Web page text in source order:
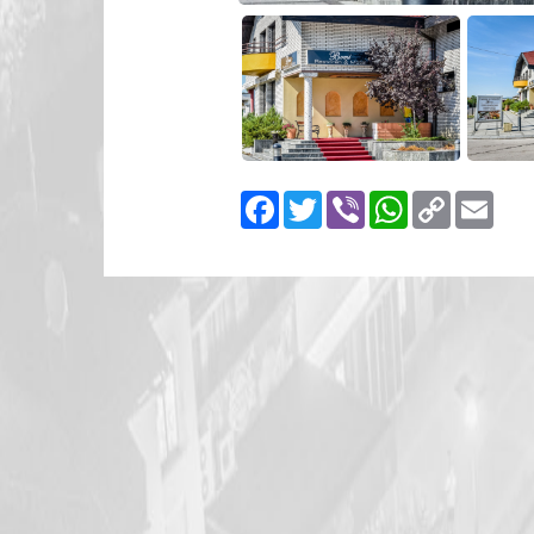
Facebook
TwitterViber WhatsApp
Copy
Link
Email